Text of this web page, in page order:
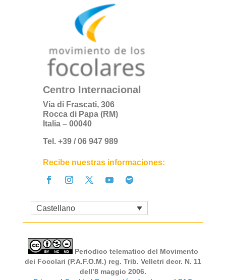
Centro Internacional
Via di Frascati, 306
Rocca di Papa (RM)
Italia – 00040
Tel. +39 / 06 947 989
Recibe nuestras informaciones:
Castellano
Periodico telematico del Movimento
dei Focolari (P.A.F.O.M.) reg. Trib. Velletri decr. N. 11
dell’8 maggio 2006.